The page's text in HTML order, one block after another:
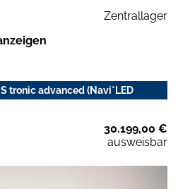
Zentrallager
tronic advanced (Navi*LED
30.199,00 €
ausweisbar